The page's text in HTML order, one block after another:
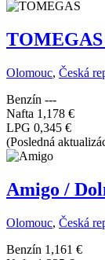
Olomouc, Česká
Benzín ---
Nafta 1,178 €
LPG 0,345 €
(Posledná
Amigo /
Olomouc, Česká
Benzín 1,161 €